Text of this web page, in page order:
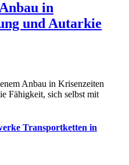
in
und Autarkie
Anbau in Krisenzeiten
Fähigkeit, sich selbst mit
Transportketten in